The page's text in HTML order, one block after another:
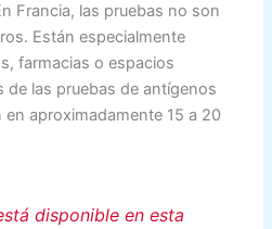
Francia, las pruebas no son
Están especialmente
farmacias o espacios
las pruebas de antígenos
aproximadamente 15 a 20
disponible en esta